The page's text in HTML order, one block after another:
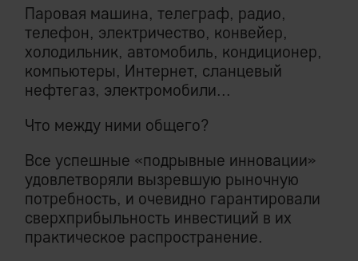
Паровая машина, телеграф, радио,
телефон, электричество, конвейер,
холодильник, автомобиль, кондиционер,
компьютеры, Интернет, сланцевый
нефтегаз, электромобили...
Что между ними общего?
Все успешные «подрывные инновации»
удовлетворяли вызревшую рыночную
потребность, и очевидно гарантировали
сверхприбыльность инвестиций в их
практическое распространение.